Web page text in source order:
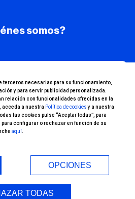
somos?
¡Conoce nuestro
canal de YouTube!
Seguro (COVID-19)
terceros necesarias para su funcionamiento,
y para servir publicidad personalizada.
relación con funcionalidades ofrecidas en la
acceda a nuestra Política de cookiesy a nuestra
las cookies pulse “Aceptar todas”, para
configurar o rechazar en función de su
aquí
OPCIONES
TODAS